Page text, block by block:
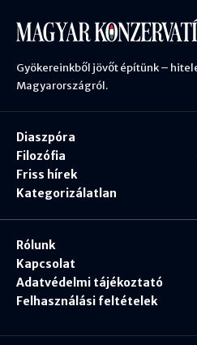
Gyökereinkből jövőt építünk –
Magyarországról.
Diaszpóra
Filozófia
Friss hírek
Kategorizálatlan
Rólunk
Kapcsolat
Adatvédelmi tájékoztató
Felhasználási feltételek